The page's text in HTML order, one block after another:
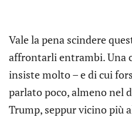
Vale la pena scindere
affrontarli entrambi. Una
insiste molto – e di cui
parlato poco, almeno nel
Trump, seppur vicino più